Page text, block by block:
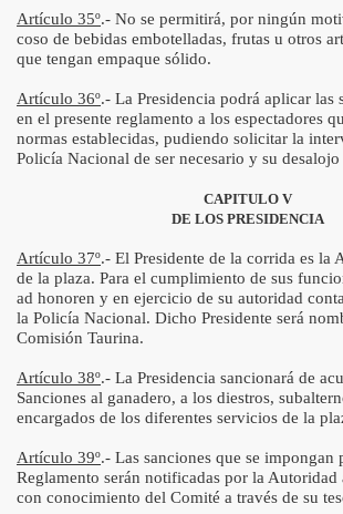
Artículo 35º.- No se permitirá, por ningún
coso de bebidas embotelladas, frutas u otros
que tengan empaque sólido.
Artículo 36º.- La Presidencia podrá aplicar las
en el presente reglamento a los espectadores
normas establecidas, pudiendo solicitar la
Policía Nacional de ser necesario y su
CAPITULO V
DE LOS PRESIDENCIA
Artículo 37º.- El Presidente de la corrida es la
de la plaza. Para el cumplimiento de sus
ad honoren y en ejercicio de su autoridad
la Policía Nacional. Dicho Presidente será
Comisión Taurina.
Artículo 38º.- La Presidencia sancionará de
Sanciones al ganadero, a los diestros,
encargados de los diferentes servicios de la
Artículo 39º.- Las sanciones que se impongan
Reglamento serán notificadas por la Autoridad
con conocimiento del Comité a través de su